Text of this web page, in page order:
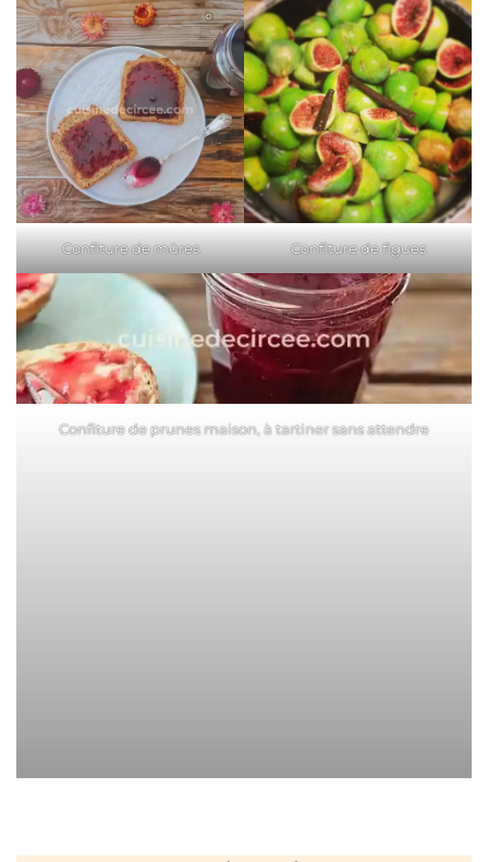
Confiture de mûres Confiture de figues
Confiture de prunes maison, à tartiner sans attendre